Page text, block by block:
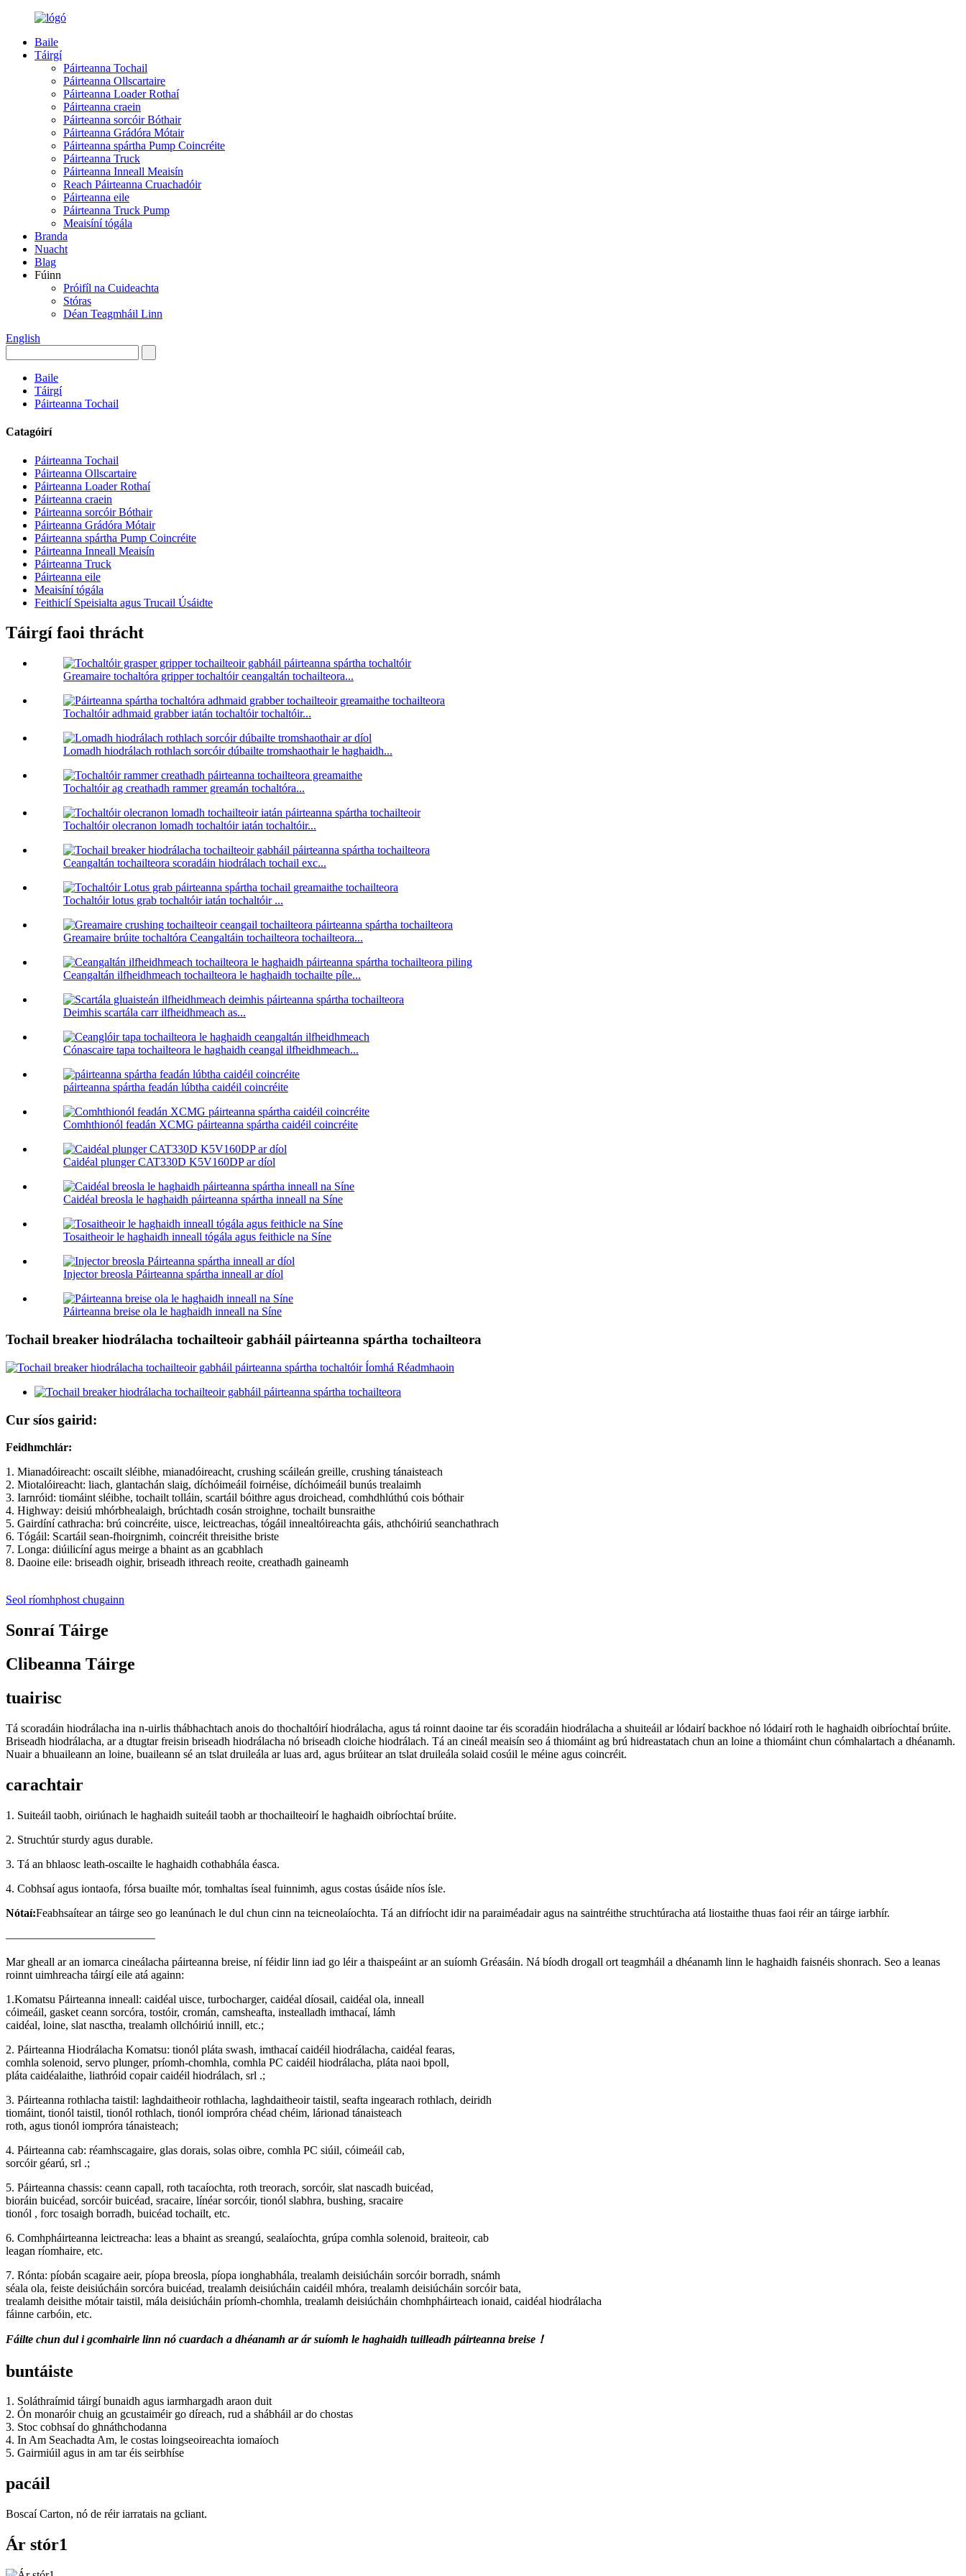
Baile
Táirgí
Páirteanna Tochail
Páirteanna Ollscartaire
Páirteanna Loader Rothaí
Páirteanna craein
Páirteanna sorcóir Bóthair
Páirteanna Grádóra Mótair
Páirteanna spártha Pump Coincréite
Páirteanna Truck
Páirteanna Inneall Meaisín
Reach Páirteanna Cruachadóir
Páirteanna eile
Páirteanna Truck Pump
Meaisíní tógála
Branda
Nuacht
Blag
Fúinn
Próifíl na Cuideachta
Stóras
Déan Teagmháil Linn
English
Baile
Táirgí
Páirteanna Tochail
Catagóirí
Páirteanna Tochail
Páirteanna Ollscartaire
Páirteanna Loader Rothaí
Páirteanna craein
Páirteanna sorcóir Bóthair
Páirteanna Grádóra Mótair
Páirteanna spártha Pump Coincréite
Páirteanna Inneall Meaisín
Páirteanna Truck
Páirteanna eile
Meaisíní tógála
Feithiclí Speisialta agus Trucail Úsáidte
Táirgí faoi thrácht
Greamaire tochaltóra gripper tochaltóir ceangaltán tochailteora...
Tochaltóir adhmaid grabber iatán tochaltóir tochaltóir...
Lomadh hiodrálach rothlach sorcóir dúbailte tromshaothair le haghaidh...
Tochaltóir ag creathadh rammer greamán tochaltóra...
Tochaltóir olecranon lomadh tochaltóir iatán tochaltóir...
Ceangaltán tochailteora scoradáin hiodrálach tochail exc...
Tochaltóir lotus grab tochaltóir iatán tochaltóir ...
Greamaire brúite tochaltóra Ceangaltáin tochailteora tochailteora...
Ceangaltán ilfheidhmeach tochailteora le haghaidh tochailte píle...
Deimhis scartála carr ilfheidhmeach as...
Cónascaire tapa tochailteora le haghaidh ceangal ilfheidhmeach...
páirteanna spártha feadán lúbtha caidéil coincréite
Comhthionól feadán XCMG páirteanna spártha caidéil coincréite
Caidéal plunger CAT330D K5V160DP ar díol
Caidéal breosla le haghaidh páirteanna spártha inneall na Síne
Tosaitheoir le haghaidh inneall tógála agus feithicle na Síne
Injector breosla Páirteanna spártha inneall ar díol
Páirteanna breise ola le haghaidh inneall na Síne
Tochail breaker hiodrálacha tochailteoir gabháil páirteanna spártha tochailteora
Cur síos gairid:
Feidhmchlár:
1. Mianadóireacht: oscailt sléibhe, mianadóireacht, crushing scáileán greille, crushing tánaisteach
2. Miotalóireacht: liach, glantachán slaig, díchóimeáil foirnéise, díchóimeáil bunús trealaimh
3. Iarnróid: tiomáint sléibhe, tochailt tolláin, scartáil bóithre agus droichead, comhdhlúthú cois bóthair
4. Highway: deisiú mhórbhealaigh, brúchtadh cosán stroighne, tochailt bunsraithe
5. Gairdíní cathracha: brú coincréite, uisce, leictreachas, tógáil innealtóireachta gáis, athchóiriú seanchathrach
6. Tógáil: Scartáil sean-fhoirgnimh, coincréit threisithe briste
7. Longa: diúilicíní agus meirge a bhaint as an gcabhlach
8. Daoine eile: briseadh oighir, briseadh ithreach reoite, creathadh gaineamh
Seol ríomhphost chugainn
Sonraí Táirge
Clibeanna Táirge
tuairisc
Tá scoradáin hiodrálacha ina n-uirlis thábhachtach anois do thochaltóirí hiodrálacha, agus tá roinnt daoine tar éis scoradáin hiodrálacha a shuiteáil ar lódairí backhoe nó lódairí roth le haghaidh oibríochtaí brúite.
Briseadh hiodrálacha, ar a dtugtar freisin briseadh hiodrálacha nó briseadh cloiche hiodrálach. Tá an cineál meaisín seo á thiomáint ag brú hidreastatach chun an loine a thiomáint chun cómhalartach a dhéanamh.
Nuair a bhuaileann an loine, buaileann sé an tslat druileála ar luas ard, agus brúitear an tslat druileála solaid cosúil le méine agus coincréit.
carachtair
1. Suiteáil taobh, oiriúnach le haghaidh suiteáil taobh ar thochailteoirí le haghaidh oibríochtaí brúite.
2. Struchtúr sturdy agus durable.
3. Tá an bhlaosc leath-oscailte le haghaidh cothabhála éasca.
4. Cobhsaí agus iontaofa, fórsa buailte mór, tomhaltas íseal fuinnimh, agus costas úsáide níos ísle.
Nótaí:Feabhsaítear an táirge seo go leanúnach le dul chun cinn na teicneolaíochta. Tá an difríocht idir na paraiméadair agus na saintréithe struchtúracha atá liostaithe thuas faoi réir an táirge iarbhír.
—————————————
Mar gheall ar an iomarca cineálacha páirteanna breise, ní féidir linn iad go léir a thaispeáint ar an suíomh Gréasáin. Ná bíodh drogall ort teagmháil a dhéanamh linn le haghaidh faisnéis shonrach. Seo a leanas
roinnt uimhreacha táirgí eile atá againn:
1.Komatsu Páirteanna inneall: caidéal uisce, turbocharger, caidéal díosail, caidéal ola, inneall
cóimeáil, gasket ceann sorcóra, tostóir, cromán, camsheafta, instealladh imthacaí, lámh
caidéal, loine, slat nasctha, trealamh ollchóiriú innill, etc.;
2. Páirteanna Hiodrálacha Komatsu: tionól pláta swash, imthacaí caidéil hiodrálacha, caidéal fearas,
comhla solenoid, servo plunger, príomh-chomhla, comhla PC caidéil hiodrálacha, pláta naoi bpoll,
pláta caidéalaithe, liathróid copair caidéil hiodrálach, srl .;
3. Páirteanna rothlacha taistil: laghdaitheoir rothlacha, laghdaitheoir taistil, seafta ingearach rothlach, deiridh
tiomáint, tionól taistil, tionól rothlach, tionól iompróra chéad chéim, lárionad tánaisteach
roth, agus tionól iompróra tánaisteach;
4. Páirteanna cab: réamhscagaire, glas dorais, solas oibre, comhla PC siúil, cóimeáil cab,
sorcóir géarú, srl .;
5. Páirteanna chassis: ceann capall, roth tacaíochta, roth treorach, sorcóir, slat nascadh buicéad,
bioráin buicéad, sorcóir buicéad, sracaire, línéar sorcóir, tionól slabhra, bushing, sracaire
tionól , forc tosaigh borradh, buicéad tochailt, etc.
6. Comhpháirteanna leictreacha: leas a bhaint as sreangú, sealaíochta, grúpa comhla solenoid, braiteoir, cab
leagan ríomhaire, etc.
7. Rónta: píobán scagaire aeir, píopa breosla, píopa ionghabhála, trealamh deisiúcháin sorcóir borradh, snámh
séala ola, feiste deisiúcháin sorcóra buicéad, trealamh deisiúcháin caidéil mhóra, trealamh deisiúcháin sorcóir bata,
trealamh deisithe mótair taistil, mála deisiúcháin príomh-chomhla, trealamh deisiúcháin chomhpháirteach ionaid, caidéal hiodrálacha
fáinne carbóin, etc.
Fáilte chun dul i gcomhairle linn nó cuardach a dhéanamh ar ár suíomh le haghaidh tuilleadh páirteanna breise！
buntáiste
1. Soláthraímid táirgí bunaidh agus iarmhargadh araon duit
2. Ón monaróir chuig an gcustaiméir go díreach, rud a shábháil ar do chostas
3. Stoc cobhsaí do ghnáthchodanna
4. In Am Seachadta Am, le costas loingseoireachta iomaíoch
5. Gairmiúil agus in am tar éis seirbhíse
pacáil
Boscaí Carton, nó de réir iarratais na gcliant.
Ár stór1